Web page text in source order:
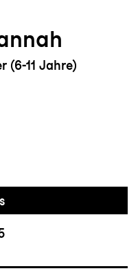
(6-11 Jahre)